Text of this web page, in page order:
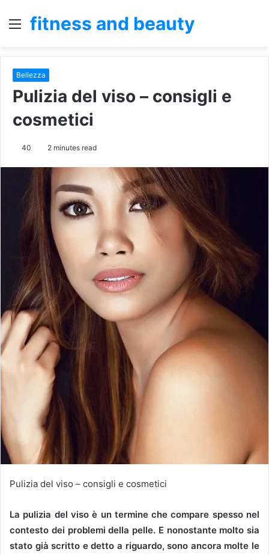
Menu
fitness and beauty
Bellezza
Pulizia del viso – consigli e
cosmetici
40 2 minutes read
Pulizia del viso – consigli e cosmetici
La pulizia del viso è un termine che compare spesso nel
contesto dei problemi della pelle. E nonostante molto sia
stato già scritto e detto a riguardo, sono ancora molte le